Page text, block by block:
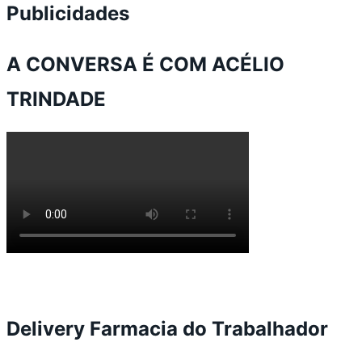
Publicidades
A CONVERSA É COM ACÉLIO
TRINDADE
Delivery Farmacia do Trabalhador